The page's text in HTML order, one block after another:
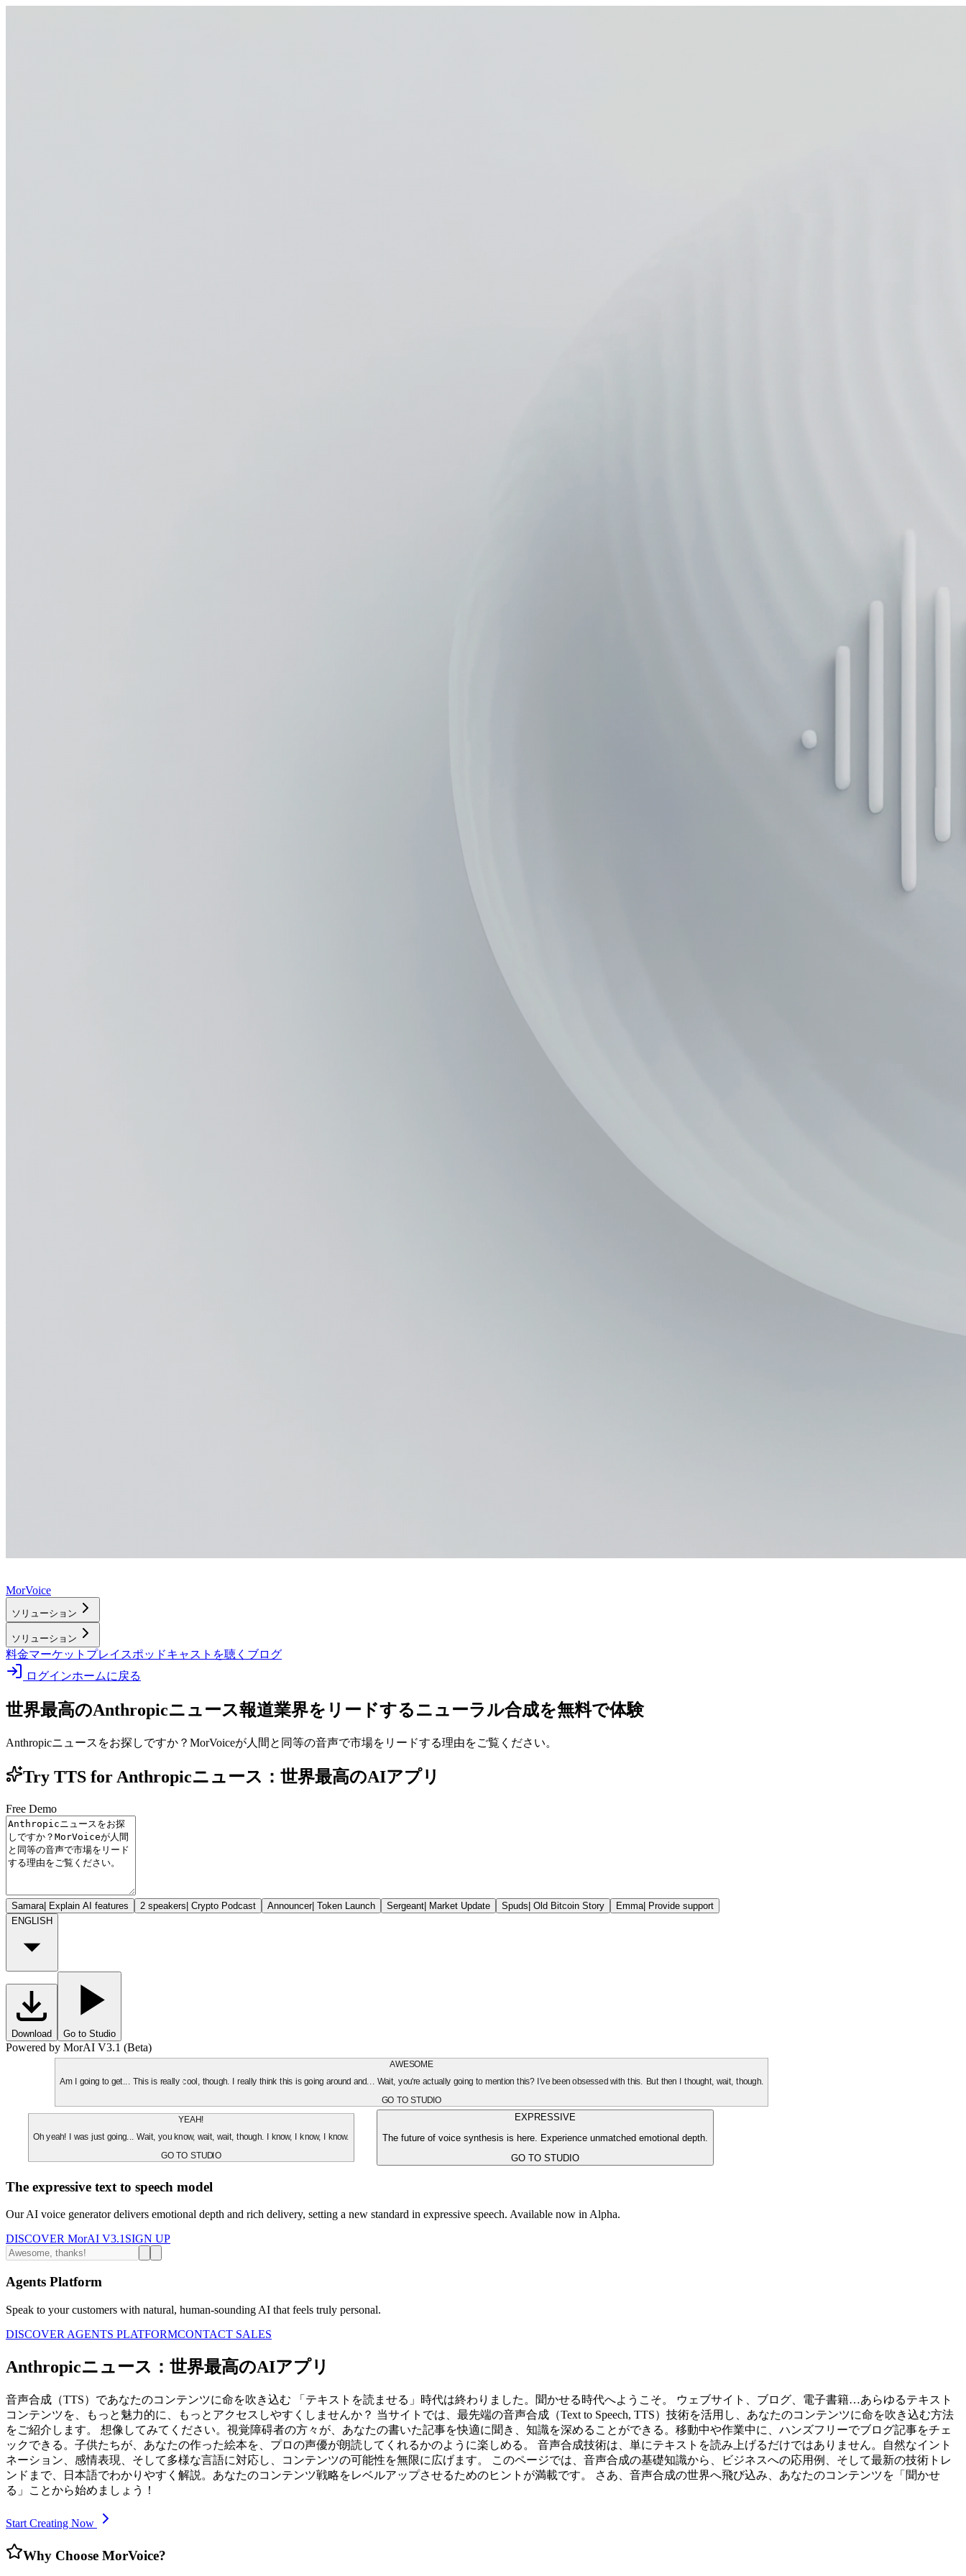
MorVoice
ソリューション
ソリューション
料金マーケットプレイスポッドキャストを聴く ブログ
ログインホームに戻る
世界最高のAnthropicニュース報道業界をリードするニューラル合成を無料で体験
Anthropicニュースをお探しですか？MorVoiceが人間と同等の音声で市場をリードする理由をご覧ください。
Try TTS for Anthropicニュース：世界最高のAIアプリ
Free Demo
Samara| Explain AI features 2 speakers| Crypto Podcast Announcer| Token Launch Sergeant| Market Update Spuds| Old Bitcoin Story Emma| Provide support
ENGLISH
Download Go to Studio
Powered by MorAI V3.1 (Beta)
AWESOME
Am I going to get... This is really cool, though. I really think this is going around and... Wait, you're actually going to mention this? I've been obsessed with this. But then I thought, wait, though.
GO TO STUDIO
YEAH!
Oh yeah! I was just going... Wait, you know, wait, wait, though. I know, I know, I know.
GO TO STUDIO
EXPRESSIVE
The future of voice synthesis is here. Experience unmatched emotional depth.
GO TO STUDIO
The expressive text to speech model
Our AI voice generator delivers emotional depth and rich delivery, setting a new standard in expressive speech. Available now in Alpha.
DISCOVER MorAI V3.1 SIGN UP
Agents Platform
Speak to your customers with natural, human-sounding AI that feels truly personal.
DISCOVER AGENTS PLATFORMCONTACT SALES
Anthropicニュース：世界最高のAIアプリ
音声合成（TTS）であなたのコンテンツに命を吹き込む 「テキストを読ませる」時代は終わりました。聞かせる時代へようこそ。 ウェブサイト、ブログ、電子書籍…あらゆるテキスト
コンテンツを、もっと魅力的に、もっとアクセスしやすくしませんか？ 当サイトでは、最先端の音声合成（Text to Speech, TTS）技術を活用し、あなたのコンテンツに命を吹き込む方法
をご紹介します。 想像してみてください。視覚障碍者の方々が、あなたの書いた記事を快適に聞き、知識を深めることができる。移動中や作業中に、ハンズフリーでブログ記事をチェ
ックできる。子供たちが、あなたの作った絵本を、プロの声優が朗読してくれるかのように楽しめる。 音声合成技術は、単にテキストを読み上げるだけではありません。自然なイント
ネーション、感情表現、そして多様な言語に対応し、コンテンツの可能性を無限に広げます。 このページでは、音声合成の基礎知識から、ビジネスへの応用例、そして最新の技術トレ
ンドまで、日本語でわかりやすく解説。あなたのコンテンツ戦略をレベルアップさせるためのヒントが満載です。 さあ、音声合成の世界へ飛び込み、あなたのコンテンツを「聞かせ
る」ことから始めましょう！
Start Creating Now
Why Choose MorVoice?